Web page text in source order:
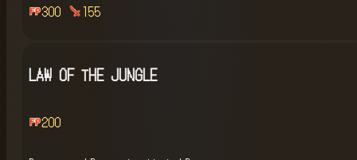
300 155
LAW OF THE JUNGLE
200